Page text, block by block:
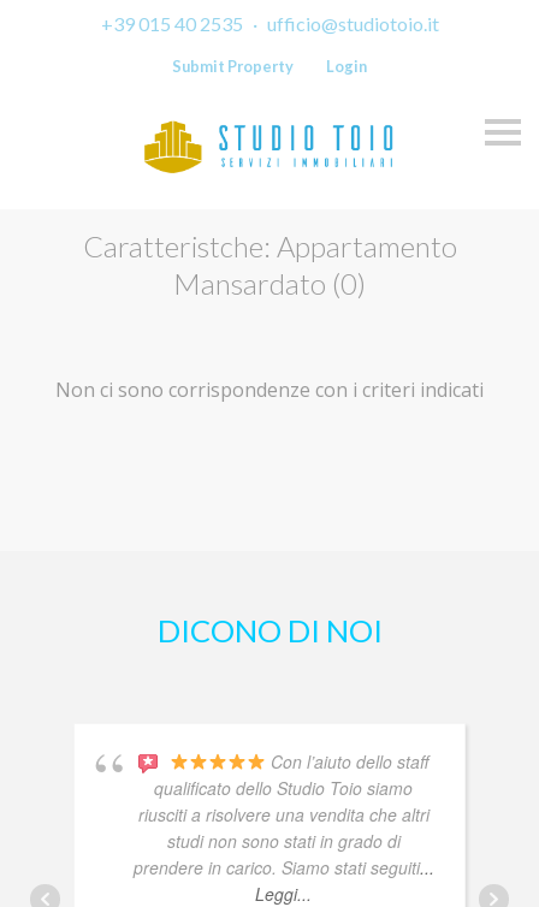
+39 015 40 2535 · ufficio@studiotoio.it
Submit Property Login
Caratteristche: Appartamento
Mansardato (0)
Non ci sono corrispondenze con i criteri indicati
DICONO DI NOI
Con l’aiuto dello staff
qualificato dello Studio Toio siamo
riusciti a risolvere una vendita che altri
studi non sono stati in grado di
prendere in carico. Siamo stati seguiti...
Leggi...